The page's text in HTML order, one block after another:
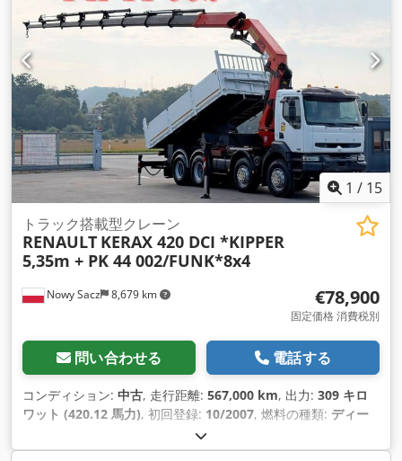
グラフ, トラクションコントロール, トラック登録, パワーステ
アリング, フォグランプ, ブルートゥース, レーンキープアシス
ト, 禁煙車両, 車載コンピュータ, 電動ミラー, 電子安定制御プロ
グラム (ESP)
1 / 15
Nowy Sacz 8,679 km
トラック搭載型クレーン
RENAULT KERAX 420 DCI *KIPPER
5,35m + PK 44 002/FUNK*8x4
€78,900
固定価格 消費税別
問い合わせる 電話する
コンディション: 中古, 走行距離: 567,000 km, 出力: 309 キロ
ワット (420.12 馬力), 初回登録: 10/2007, 燃料の種類: ディー
32,000 kg（キログラム）
レーキ:リターダ, 色:白色, 変速方式:機械式, 荷室長:5,350